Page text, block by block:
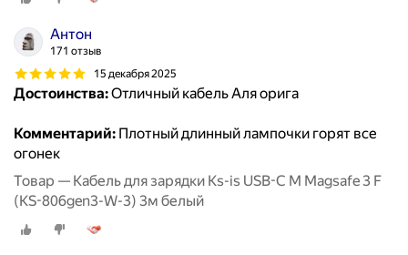
Антон
171 отзыв
15 декабря 2025
Достоинства:Отличный кабель Аля орига
Комментарий: Плотный длинный лампочки горят все
огонек
Товар — Кабель для зарядки Ks-is USB-C M Magsafe 3 F
(KS-806gen3-W-3) 3м белый